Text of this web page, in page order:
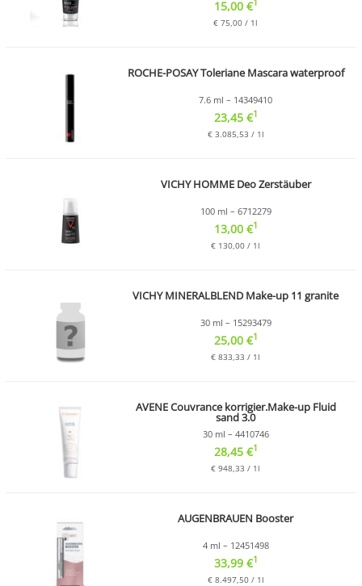
15,00 €1
€ 75,00 / 1l
ROCHE-POSAY Toleriane Mascara waterproof
7.6 ml – 14349410
23,45 €1
€ 3.085,53 / 1l
VICHY HOMME Deo Zerstäuber
100 ml – 6712279
13,00 €1
€ 130,00 / 1l
VICHY MINERALBLEND Make-up 11 granite
30 ml – 15293479
25,00 €1
€ 833,33 / 1l
AVENE Couvrance korrigier.Make-up Fluid
sand 3.0
30 ml – 4410746
28,45 €1
€ 948,33 / 1l
AUGENBRAUEN Booster
4 ml – 12451498
33,99 €1
€ 8.497,50 / 1l